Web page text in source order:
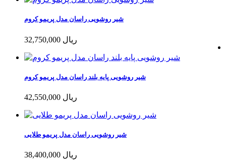
شیر روشویی راسان مدل پریمو کروم
32,750,000 ریال
شیر روشویی پایه بلند راسان مدل پریمو کروم
42,550,000 ریال
شیر روشویی راسان مدل پریمو طلایی
38,400,000 ریال